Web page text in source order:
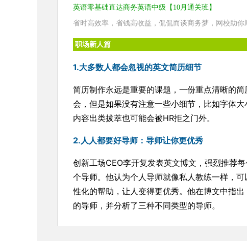
英语零基础直达商务英语中级【10月通关班】
省时高效率，省钱高收益，侃侃而谈商务梦，网校助你
职场新人篇
1.大多数人都会忽视的英文简历细节
简历制作永远是重要的课题，一份重点清晰的
会，但是如果没有注意一些小细节，比如字体
内容出类拔萃也可能会被HR拒之门外。
2.人人都要好导师：导师让你更优秀
创新工场CEO李开复发表英文博文，强烈推荐
个导师。他认为个人导师就像私人教练一样，
性化的帮助，让人变得更优秀。他在博文中指
的导师，并分析了三种不同类型的导师。